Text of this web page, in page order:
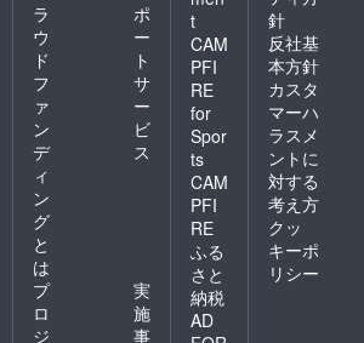
ラ
ウ
ド
フ
ァ
ン
デ
ィ
ン
グ
と
は
ポ
ー
ト
サ
ー
ビ
ス
プ
ロ
ジ
実
施
事
t
CAM
PFI
RE
for
Spor
ts
CAM
PFI
RE
ふる
さと
納税
AD
針
反社基
本方針
カスタ
マーハ
ラスメ
ントに
対する
考え方
クッ
キーポ
リシー